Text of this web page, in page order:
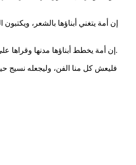
إن أمة يتغني أبناؤها بالشعر،
إن أمة يخطط أبناؤها مدنها وقراها على وجه جمالي، تكون فيها دور الفن في قلب المدينة أو القرية، هي أمة متحضرة عظيمة، تُسهم في تطوير نفسها، وفي رقي المجتمع الإنساني كله نحو حياة أفضل وأجمل.
فليعش كل منا الفن، وليجعله نسيج